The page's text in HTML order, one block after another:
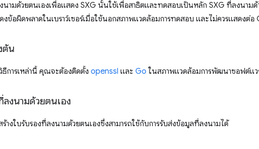
นามด้วยตนเองเพื่อแสดง SXG นั้นใช้เพื่อสาธิตและทดสอบเป็นหลัก SXG ที่ลงนาม
งข้อผิดพลาดในเบราว์เซอร์เมื่อใช้นอกสภาพแวดล้อมการทดสอบ และไม่ควรแสดงต่อ
ต้น
ธีการเหล่านี้ คุณจะต้องติดตั้ง openssl และ Go ในสภาพแวดล้อมการพัฒนาซอฟต์แว
ลงนามด้วยตนเอง
างใบรับรองที่ลงนามด้วยตนเองซึ่งสามารถใช้กับการรับส่งข้อมูลที่ลงนามได้